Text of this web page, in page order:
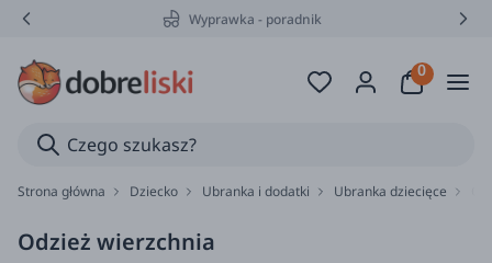
Wyprawka - poradnik
Strona główna Dziecko Ubranka i dodatki Ubranka dziecięce
Odzież wierzchnia